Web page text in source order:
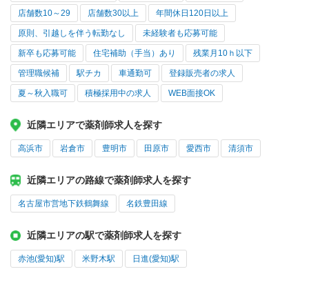
店舗数10～29 店舗数30以上 年間休日120日以上
原則、引越しを伴う転勤なし 未経験者も応募可能
新卒も応募可能 住宅補助（手当）あり 残業月10ｈ以下
管理職候補 駅チカ 車通勤可 登録販売者の求人
夏～秋入職可 積極採用中の求人 WEB面接OK
近隣エリアで薬剤師求人を探す
高浜市 岩倉市 豊明市 田原市 愛西市 清須市
近隣エリアの路線で薬剤師求人を探す
名古屋市営地下鉄鶴舞線 名鉄豊田線
近隣エリアの駅で薬剤師求人を探す
赤池(愛知)駅 米野木駅 日進(愛知)駅